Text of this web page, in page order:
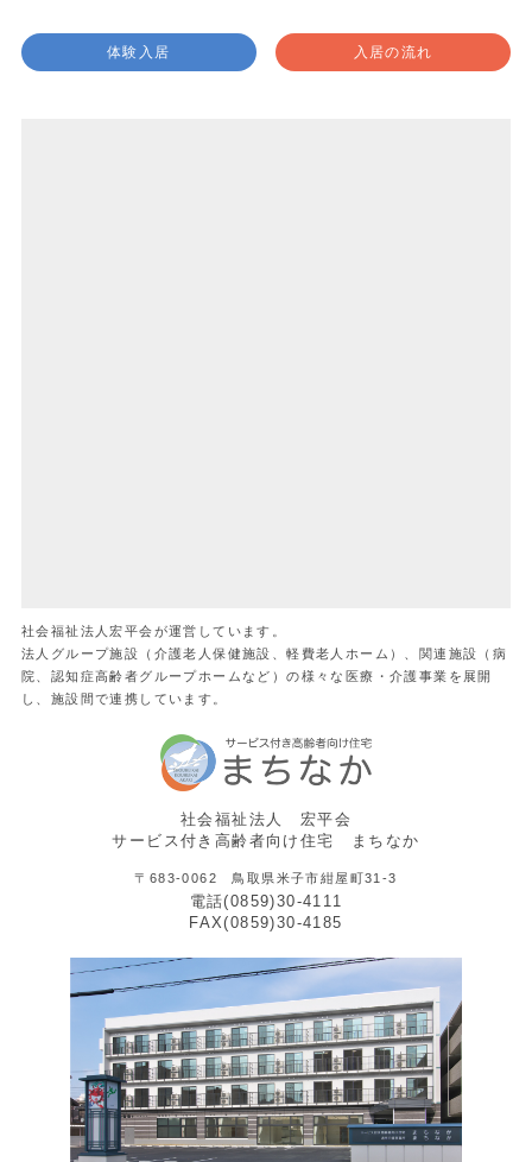
体験入居 入居の流れ
社会福祉法人宏平会が運営しています。
法人グループ施設（介護老人保健施設、軽費老人ホーム）、関連施設（病
院、認知症高齢者グループホームなど）の様々な医療・介護事業を展開
し、施設間で連携しています。
社会福祉法人 宏平会
サービス付き高齢者向け住宅 まちなか
〒683-0062 鳥取県米子市紺屋町31-3
電話(0859)30-4111
FAX(0859)30-4185